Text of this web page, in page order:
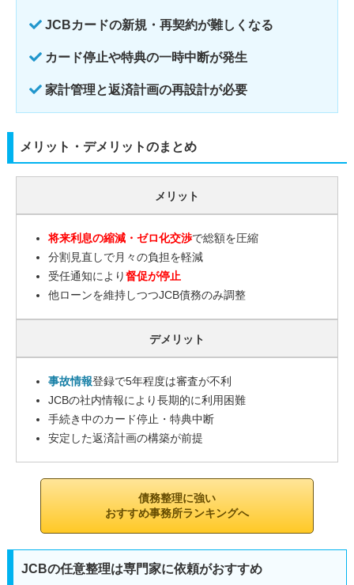
JCBカードの新規・再契約が難しくなる
カード停止や特典の一時中断が発生
家計管理と返済計画の再設計が必要
メリット・デメリットのまとめ
メリット
将来利息の縮減・ゼロ化交渉で総額を圧縮
分割見直しで月々の負担を軽減
受任通知により督促が停止
他ローンを維持しつつJCB債務のみ調整
デメリット
事故情報登録で5年程度は審査が不利
JCBの社内情報により長期的に利用困難
手続き中のカード停止・特典中断
安定した返済計画の構築が前提
債務整理に強い
おすすめ事務所ランキングへ
JCBの任意整理は専門家に依頼がおすすめ